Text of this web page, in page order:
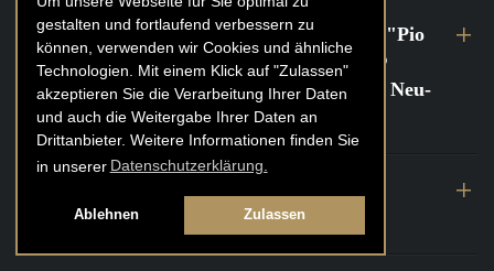
gestalten und fortlaufend verbessern zu
können, verwenden wir Cookies und ähnliche
Technologien. Mit einem Klick auf "Zulassen"
akzeptieren Sie die Verarbeitung Ihrer Daten
und auch die Weitergabe Ihrer Daten an
Drittanbieter. Weitere Informationen finden Sie
in unserer Datenschutzerklärung.
Ablehnen Zulassen
22. Juli 2022 | FINE CLUB Private Dinner "Pio
Cesare" mit Tochter Frederica Pio Boffa @
FINE CLUB Clubhouse Alter Haferkasten, Neu-
Isenburg
Frankreich Burgund Kurztrip